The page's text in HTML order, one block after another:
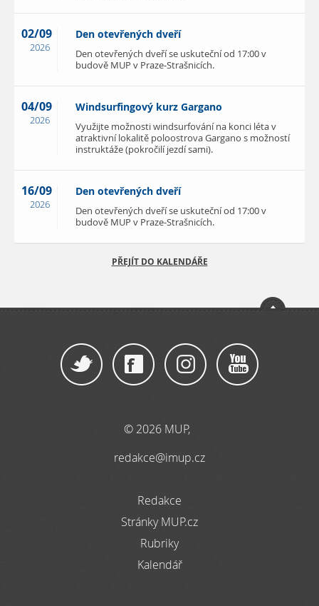
02/09
2026
Den otevřených dveří
Den otevřených dveří se uskuteční od 17:00 v
budově MUP v Praze-Strašnicích.
04/09
2026
Windsurfingový kurz Gargano
Využijte možnosti windsurfování na konci léta v
atraktivní lokalitě poloostrova Gargano s možností
instruktáže (pokročilí jezdí sami).
16/09
2026
Den otevřených dveří
Den otevřených dveří se uskuteční od 17:00 v
budově MUP v Praze-Strašnicích.
PŘEJÍT DO KALENDÁŘE
© 2026 MUP,
redakce@imup.cz
Redakce
Stránky MUP.cz
Rubriky
Kalendář